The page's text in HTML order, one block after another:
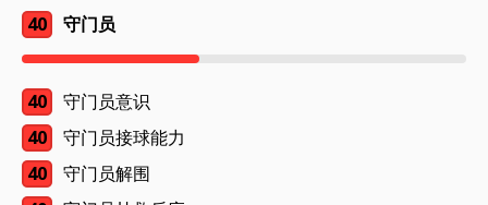
40 守门员
40
守门员意识
40
守门员接球能力
40
守门员解围